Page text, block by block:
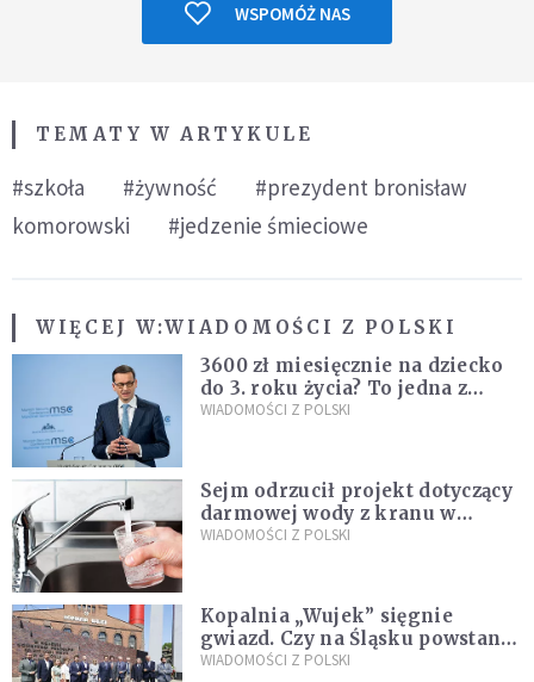
WSPOMÓŻ NAS
TEMATY W ARTYKULE
#szkoła #żywność
#prezydent bronisław
komorowski
#jedzenie śmieciowe
WIĘCEJ W:WIADOMOŚCI Z POLSKI
3600 zł miesięcznie na dziecko
do 3. roku życia? To jedna z
propozycji programu "Rozwój
WIADOMOŚCI Z POLSKI
Sejm odrzucił projekt dotyczący
darmowej wody z kranu w
restauracjach
WIADOMOŚCI Z POLSKI
Kopalnia „Wujek” sięgnie
gwiazd. Czy na Śląsku powstanie
„Dolina Krzemowa”?
WIADOMOŚCI Z POLSKI